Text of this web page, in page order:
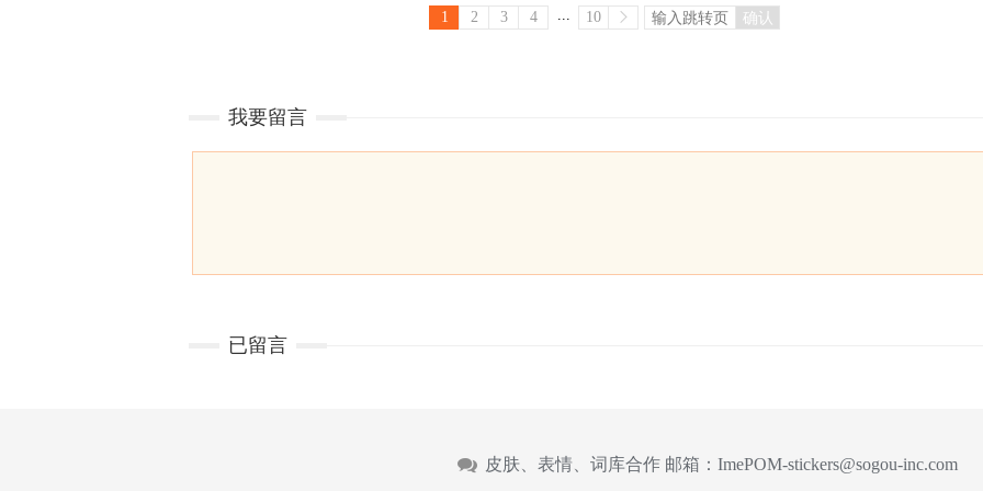
1 2 3 4 ... 10 确认
我要留言
已留言
皮肤、表情、词库合作 邮箱： ImePOM-stickers@sogou-inc.com